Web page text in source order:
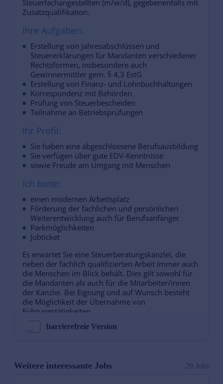
barrierefreie Version
Weitere interessante Jobs 29 Jobs